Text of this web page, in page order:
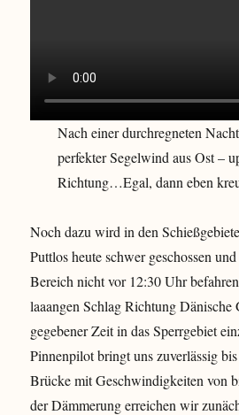
n
W
1
b
u
r
g
Nach einer durchregneten
perfekter Segelwind aus Ost –
Richtung…Egal, dann eben
Noch dazu wird in den
Puttlos heute schwer geschossen
Bereich nicht vor 12:30 Uhr
laaangen Schlag Richtung Dänische
gegebener Zeit in das Sperrgebiet
Pinnenpilot bringt uns zuverlässig
Brücke mit Geschwindigkeiten von
der Dämmerung erreichen wir